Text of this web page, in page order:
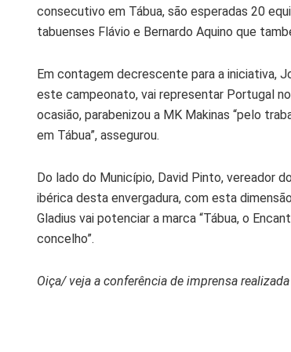
consecutivo em Tábua, são esperadas 20
tabuenses Flávio e Bernardo Aquino que
Em contagem decrescente para a iniciativa,
este campeonato, vai representar Portugal
ocasião, parabenizou a MK Makinas “pelo
em Tábua”, assegurou.
Do lado do Município, David Pinto, vereador
ibérica desta envergadura, com esta
Gladius vai potenciar a marca “Tábua, o
concelho”.
Oiça/ veja a conferência de imprensa realizada